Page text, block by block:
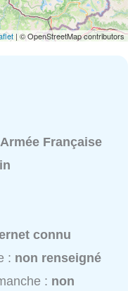
| © OpenStreetMap contributors
Française
connu
: non renseigné
: non